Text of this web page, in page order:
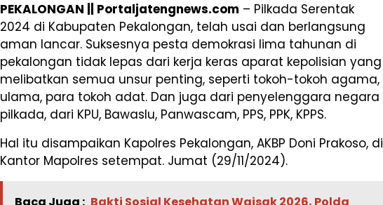
PEKALONGAN || Portaljatengnews.com – Pilkada Serentak
2024 di Kabupaten Pekalongan, telah usai dan berlangsung
aman lancar. Suksesnya pesta demokrasi lima tahunan di
pekalongan tidak lepas dari kerja keras aparat kepolisian yang
melibatkan semua unsur penting, seperti tokoh-tokoh agama,
ulama, para tokoh adat. Dan juga dari penyelenggara negara
pilkada, dari KPU, Bawaslu, Panwascam, PPS, PPK, KPPS.
Hal itu disampaikan Kapolres Pekalongan, AKBP Doni Prakoso, di
Kantor Mapolres setempat. Jumat (29/11/2024).